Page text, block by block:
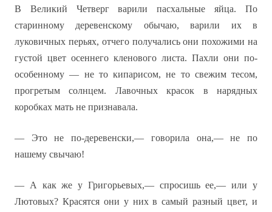
В Великий Четверг варили пасхальные яйца. По
старинному деревенскому обычаю, варили их в
луковичных перьях, отчего получались они похожими на
густой цвет осеннего кленового листа. Пахли они по-
особенному — не то кипарисом, не то свежим тесом,
прогретым солнцем. Лавочных красок в нарядных
коробках мать не признавала.
— Это не по-деревенски,— говорила она,— не по
нашему свычаю!
— А как же у Григорьевых,— спросишь ее,— или у
Лютовых? Красятся они у них в самый разный цвет, и